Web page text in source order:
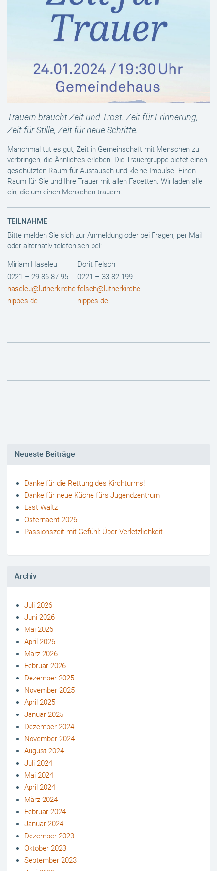
Trauern braucht Zeit und Trost. Zeit für Erinnerung,
Zeit für Stille, Zeit für neue Schritte.
Manchmal tut es gut, Zeit in Gemeinschaft mit Menschen zu
verbringen, die Ähnliches erleben. Die Trauergruppe bietet einen
geschützten Raum für Austausch und kleine Impulse. Einen
Raum für Sie und Ihre Trauer mit allen Facetten. Wir laden alle
ein, die um einen Menschen trauern.
TEILNAHME
Bitte melden Sie sich zur Anmeldung oder bei Fragen, per Mail
oder alternativ telefonisch bei:
Miriam Haseleu
0221 – 29 86 87 95
haseleu@lutherkirche-
nippes.de
Dorit Felsch
0221 – 33 82 199
felsch@lutherkirche-
nippes.de
Neueste Beiträge
Danke für die Rettung des Kirchturms!
Danke für neue Küche fürs Jugendzentrum
Last Waltz
Osternacht 2026
Passionszeit mit Gefühl: Über Verletzlichkeit
Archiv
Juli 2026
Juni 2026
Mai 2026
April 2026
März 2026
Februar 2026
Dezember 2025
November 2025
April 2025
Januar 2025
Dezember 2024
November 2024
August 2024
Juli 2024
Mai 2024
April 2024
März 2024
Februar 2024
Januar 2024
Dezember 2023
Oktober 2023
September 2023